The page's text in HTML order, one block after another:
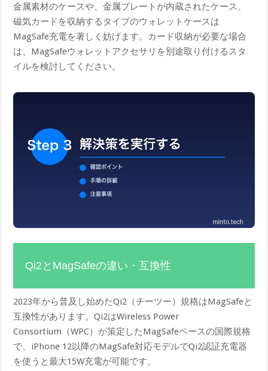
金属素材のケースや、金属プレートが内蔵されたケース、
磁気カードを収納するタイプのウォレットケースは
MagSafe充電を著しく妨げます。カード収納が必要な場合
は、MagSafeウォレットアクセサリを別途取り付けるスタ
イルを検討してください。
Qi2とMagSafeの違い・互換性
2023年から普及し始めたQi2（チーツー）規格はMagSafeと
互換性があります。Qi2はWireless Power
Consortium（WPC）が策定したMagSafeベースの国際規格
で、iPhone 12以降のMagSafe対応モデルでQi2認証充電器
を使うと最大15W充電が可能です。